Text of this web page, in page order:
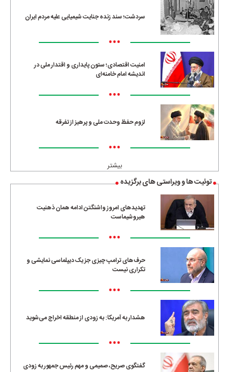
سردشت؛ سند زنده جنایت شیمیایی علیه مردم ایران
•••
امنیت اقتصادی؛ ستون پایداری و اقتدار ملی در
اندیشه امام خامنه‌ای
•••
لزوم حفظ وحدت ملی و پرهیز از تفرقه
•••
بیشتر
توئیت ها و ویراستی های برگزیده
تهدیدهای امروز واشنگتن ادامه همان ذهنیت
هیروشیماست
•••
حرف‌های ترامپ چیزی جز یک دیپلماسی نمایشی و
تکراری نیست
•••
هشدار به آمریکا: به زودی از منطقه اخراج می‌شوید
•••
گفتگوی صریح، صمیمی و مهم رئیس جمهور به زودی